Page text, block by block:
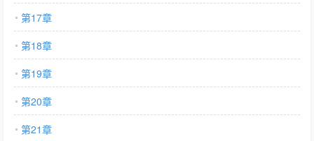
第17章
第18章
第19章
第20章
第21章